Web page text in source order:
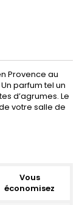
Provence au
parfum tel un
d’agrumes. Le
votre salle de
Vous
économisez